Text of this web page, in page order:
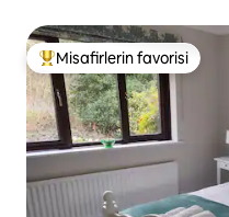
Misafirlerin favorilerinden
Misafirlerin favorisi